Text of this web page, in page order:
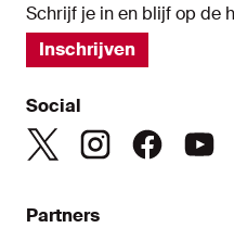
Schrijf je in en blijf op de
Inschrijven
Social
Partners